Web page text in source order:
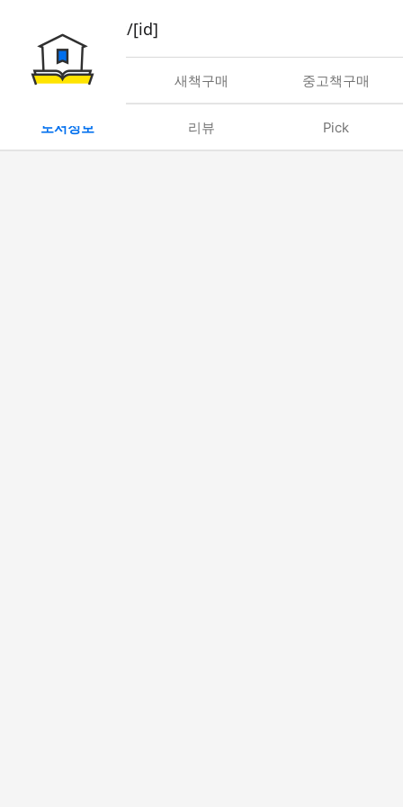
book/rent/[id]
대여 새책구매 중고책구매
도서정보 리뷰 Pick